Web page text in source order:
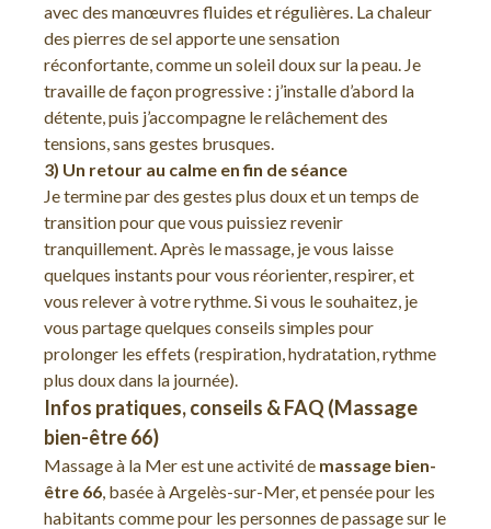
avec des manœuvres fluides et régulières. La chaleur
des pierres de sel apporte une sensation
réconfortante, comme un soleil doux sur la peau. Je
travaille de façon progressive : j’installe d’abord la
détente, puis j’accompagne le relâchement des
tensions, sans gestes brusques.
3) Un retour au calme en fin de séance
Je termine par des gestes plus doux et un temps de
transition pour que vous puissiez revenir
tranquillement. Après le massage, je vous laisse
quelques instants pour vous réorienter, respirer, et
vous relever à votre rythme. Si vous le souhaitez, je
vous partage quelques conseils simples pour
prolonger les effets (respiration, hydratation, rythme
plus doux dans la journée).
Infos pratiques, conseils & FAQ (Massage
bien-être 66)
Massage à la Mer est une activité de massage bien-
être 66, basée à Argelès-sur-Mer, et pensée pour les
habitants comme pour les personnes de passage sur le